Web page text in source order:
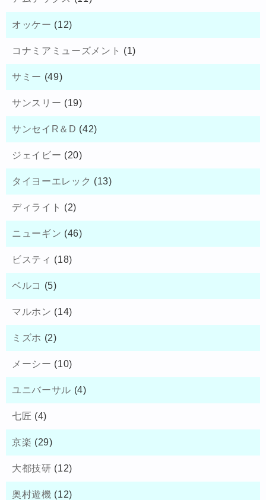
オッケー (12)
コナミアミューズメント (1)
サミー (49)
サンスリー (19)
サンセイR＆D (42)
ジェイビー (20)
タイヨーエレック (13)
ディライト (2)
ニューギン (46)
ビスティ (18)
ベルコ (5)
マルホン (14)
ミズホ (2)
メーシー (10)
ユニバーサル (4)
七匠 (4)
京楽 (29)
大都技研 (12)
奥村遊機 (12)